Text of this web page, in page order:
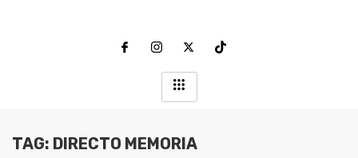
TAG: DIRECTO MEMORIA